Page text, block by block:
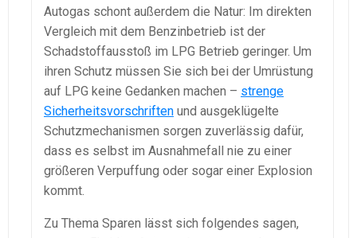
Autogas schont außerdem die Natur: Im direkten
Vergleich mit dem Benzinbetrieb ist der
Schadstoffausstoß im LPG Betrieb geringer. Um
ihren Schutz müssen Sie sich bei der Umrüstung
auf LPG keine Gedanken machen – strenge
Sicherheitsvorschriften und ausgeklügelte
Schutzmechanismen sorgen zuverlässig dafür,
dass es selbst im Ausnahmefall nie zu einer
größeren Verpuffung oder sogar einer Explosion
kommt.
Zu Thema Sparen lässt sich folgendes sagen,